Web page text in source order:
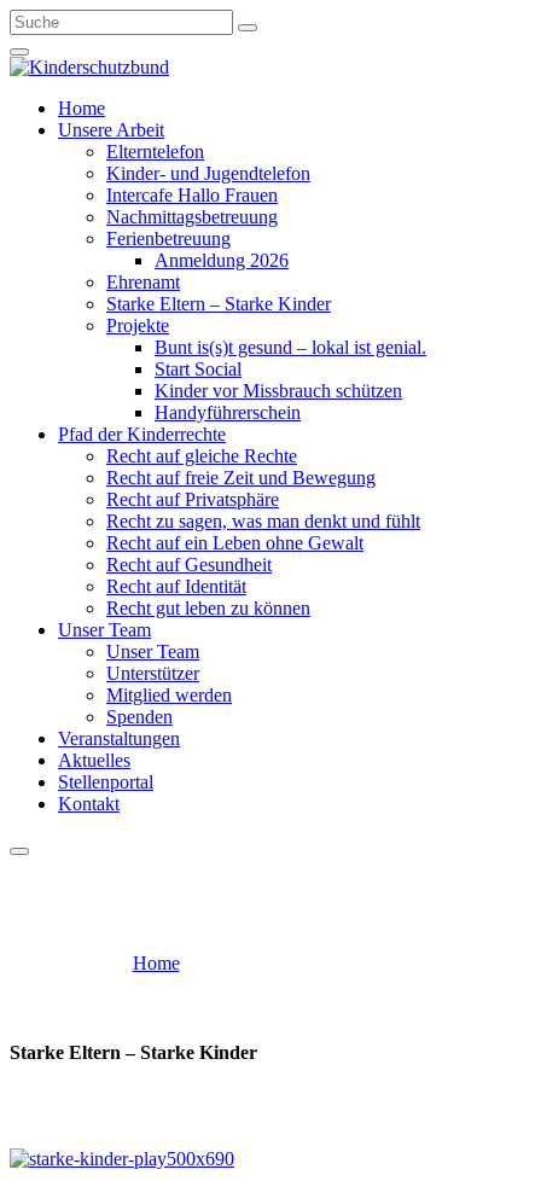
Home
Unsere Arbeit
Elterntelefon
Kinder- und Jugendtelefon
Intercafe Hallo Frauen
Nachmittagsbetreuung
Ferienbetreuung
Anmeldung 2026
Ehrenamt
Starke Eltern – Starke Kinder
Projekte
Bunt is(s)t gesund – lokal ist genial.
Start Social
Kinder vor Missbrauch schützen
Handyführerschein
Pfad der Kinderrechte
Recht auf gleiche Rechte
Recht auf freie Zeit und Bewegung
Recht auf Privatsphäre
Recht zu sagen, was man denkt und fühlt
Recht auf ein Leben ohne Gewalt
Recht auf Gesundheit
Recht auf Identität
Recht gut leben zu können
Unser Team
Unser Team
Unterstützer
Mitglied werden
Spenden
Veranstaltungen
Aktuelles
Stellenportal
Kontakt
Home
Starke Eltern – Starke Kinder